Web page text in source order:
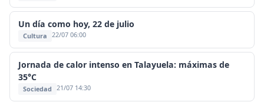
Un día como hoy, 22 de julio
Cultura 22/07 06:00
Jornada de calor intenso en Talayuela: máximas de
35°C
Sociedad 21/07 14:30